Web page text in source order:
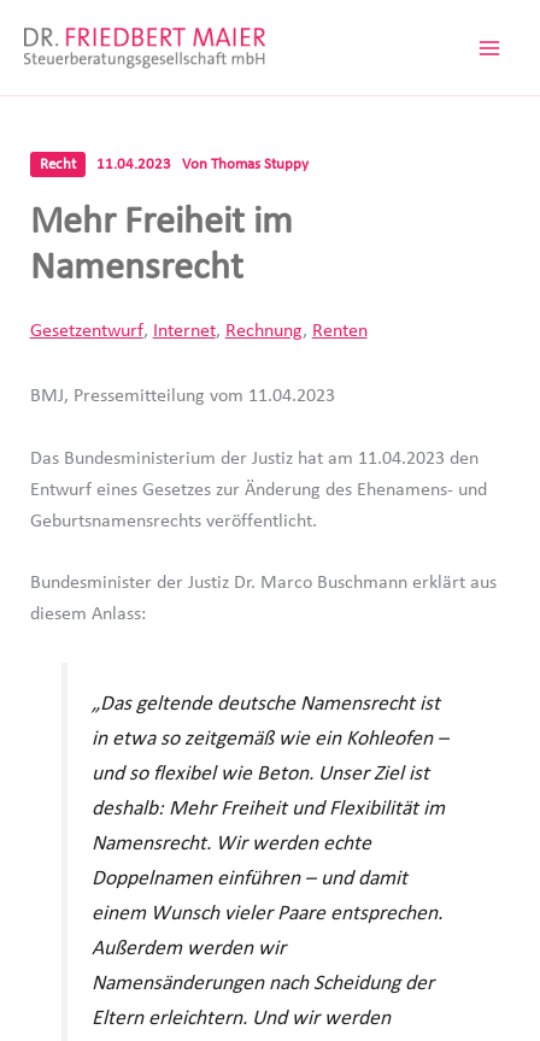
Inhalt
Recht 11.04.2023 Von Thomas Stuppy
Mehr Freiheit im
Namensrecht
Gesetzentwurf, Internet, Rechnung, Renten
BMJ, Pressemitteilung vom 11.04.2023
Das Bundesministerium der Justiz hat am 11.04.2023 den
Entwurf eines Gesetzes zur Änderung des Ehenamens- und
Geburtsnamensrechts veröffentlicht.
Bundesminister der Justiz Dr. Marco Buschmann erklärt aus
diesem Anlass:
„Das geltende deutsche Namensrecht ist
in etwa so zeitgemäß wie ein Kohleofen –
und so flexibel wie Beton. Unser Ziel ist
deshalb: Mehr Freiheit und Flexibilität im
Namensrecht. Wir werden echte
Doppelnamen einführen – und damit
einem Wunsch vieler Paare entsprechen.
Außerdem werden wir
Namensänderungen nach Scheidung der
Eltern erleichtern. Und wir werden